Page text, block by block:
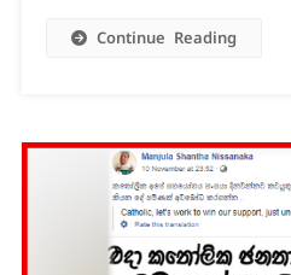
Continue Reading